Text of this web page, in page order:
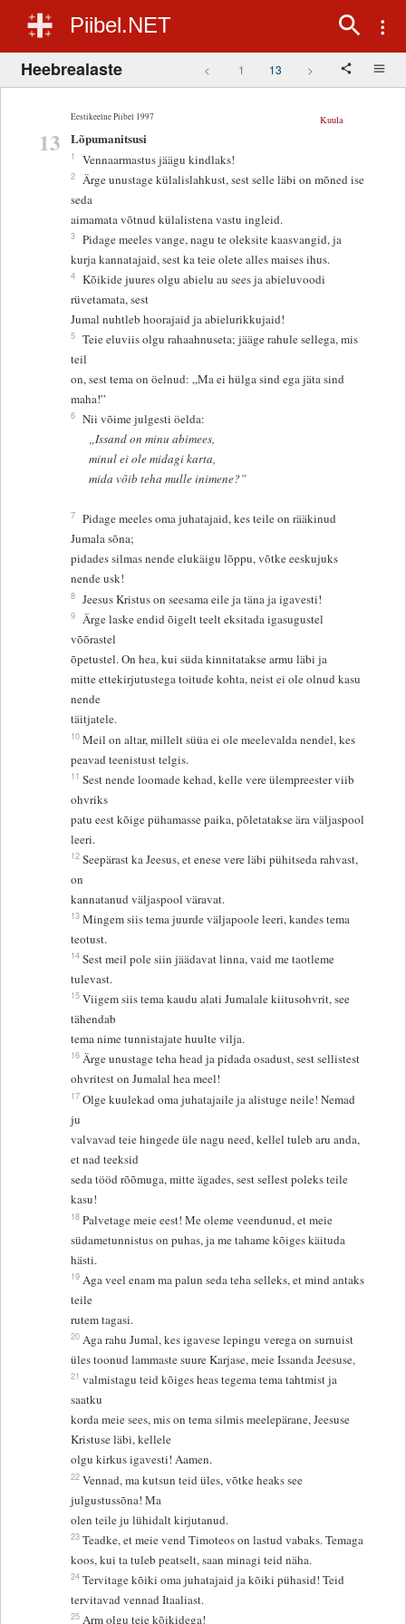
Piibel.NET
Heebrealaste < 1 13 >
Eestikeelne Piibel 1997
13
Kuula
Lõpumanitsusi
1 Vennaarmastus jäägu kindlaks!
2 Ärge unustage külalislahkust, sest selle läbi on mõned ise
seda
aimamata võtnud külalistena vastu ingleid.
3 Pidage meeles vange, nagu te oleksite kaasvangid, ja
kurja kannatajaid, sest ka teie olete alles maises ihus.
4 Kõikide juures olgu abielu au sees ja abieluvoodi
rüvetamata, sest
Jumal nuhtleb hoorajaid ja abielurikkujaid!
5 Teie eluviis olgu rahaahnuseta; jääge rahule sellega, mis
teil
on, sest tema on öelnud: „Ma ei hülga sind ega jäta sind
maha!”
6 Nii võime julgesti öelda:
„Issand on minu abimees,
minul ei ole midagi karta,
mida võib teha mulle inimene?”
7 Pidage meeles oma juhatajaid, kes teile on rääkinud
Jumala sõna;
pidades silmas nende elukäigu lõppu, võtke eeskujuks
nende usk!
8 Jeesus Kristus on seesama eile ja täna ja igavesti!
9 Ärge laske endid õigelt teelt eksitada igasugustel
võõrastel
õpetustel. On hea, kui süda kinnitatakse armu läbi ja
mitte ettekirjutustega toitude kohta, neist ei ole olnud kasu
nende
täitjatele.
10 Meil on altar, millelt süüa ei ole meelevalda nendel, kes
peavad teenistust telgis.
11 Sest nende loomade kehad, kelle vere ülempreester viib
ohvriks
patu eest kõige pühamasse paika, põletatakse ära väljaspool
leeri.
12 Seepärast ka Jeesus, et enese vere läbi pühitseda rahvast,
on
kannatanud väljaspool väravat.
13 Mingem siis tema juurde väljapoole leeri, kandes tema
teotust.
14 Sest meil pole siin jäädavat linna, vaid me taotleme
tulevast.
15 Viigem siis tema kaudu alati Jumalale kiitusohvrit, see
tähendab
tema nime tunnistajate huulte vilja.
16 Ärge unustage teha head ja pidada osadust, sest sellistest
ohvritest on Jumalal hea meel!
17 Olge kuulekad oma juhatajaile ja alistuge neile! Nemad
ju
valvavad teie hingede üle nagu need, kellel tuleb aru anda,
et nad teeksid
seda tööd rõõmuga, mitte ägades, sest sellest poleks teile
kasu!
18 Palvetage meie eest! Me oleme veendunud, et meie
südametunnistus on puhas, ja me tahame kõiges käituda
hästi.
19 Aga veel enam ma palun seda teha selleks, et mind antaks
teile
rutem tagasi.
20 Aga rahu Jumal, kes igavese lepingu verega on surnuist
üles toonud lammaste suure Karjase, meie Issanda Jeesuse,
21 valmistagu teid kõiges heas tegema tema tahtmist ja
saatku
korda meie sees, mis on tema silmis meelepärane, Jeesuse
Kristuse läbi, kellele
olgu kirkus igavesti! Aamen.
22 Vennad, ma kutsun teid üles, võtke heaks see
julgustussõna! Ma
olen teile ju lühidalt kirjutanud.
23 Teadke, et meie vend Timoteos on lastud vabaks. Temaga
koos, kui ta tuleb peatselt, saan minagi teid näha.
24 Tervitage kõiki oma juhatajaid ja kõiki pühasid! Teid
tervitavad vennad Itaaliast.
25 Arm olgu teie kõikidega!